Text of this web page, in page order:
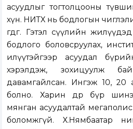
асуудлыг тогтолцооны
хүн. НИТХ нь бодлогын
өгдөг. Гэтэл сүүлийн
бодлого боловсруулах,
илүүтэйгээр асуудал
хэрэлдэж, зохицуулж
давамгайлсан. Ингэж 10,
болно. Харин өдөр бүр
мянган асуудалтай
боломжгүй. Х.Нямбаатар